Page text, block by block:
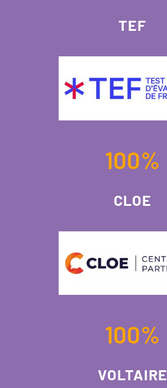
TEF
100%
CLOE
100%
VOLTAIRE